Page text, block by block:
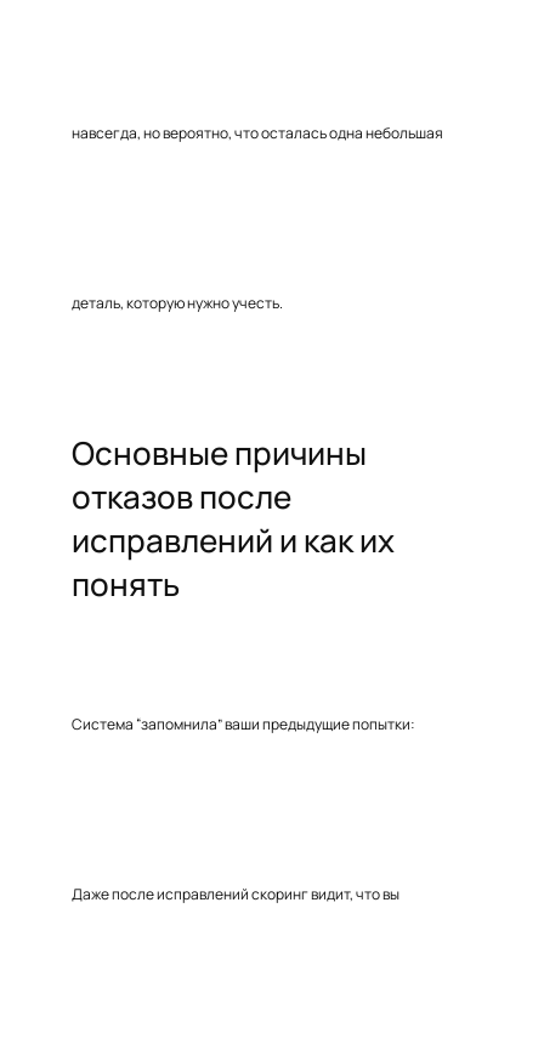
навсегда, но вероятно, что осталась одна небольшая
деталь, которую нужно учесть.
Основные причины
отказов после
исправлений и как их
понять
Система “запомнила” ваши предыдущие попытки:
Даже после исправлений скоринг видит, что вы